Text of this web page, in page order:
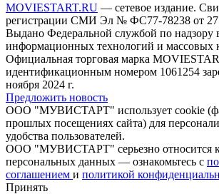
MOVIESTART.RU — сетевое издание.
регистрации СМИ Эл № ФС77-78238 от 27
Выдано Федеральной службой по надзору
информационных технологий и массовых
Официальная торговая марка
идентификационным номером 1061254
ноября 2024 г.
Предложить новость
ООО "МУВИСТАРТ" использует cookie
прошлых посещениях сайта) для
удобства пользователей.
ООО "МУВИСТАРТ" серьезно относится
персональных данных — ознакомьтесь с
соглашением и политикой
Принять